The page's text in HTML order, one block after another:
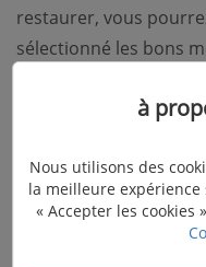
restaurer, vous
sélectionné les bons
Voici quelques
Étape 1 :Lancez le
Données sur votre
à
Nous utilisons des
la meilleure
« Accepter les cookies